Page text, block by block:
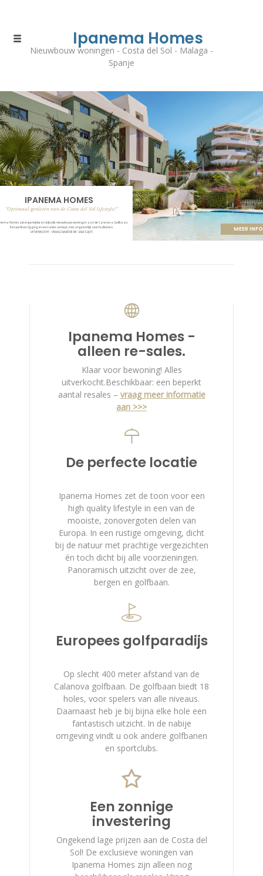
Ipanema Homes
Nieuwbouw woningen - Costa del Sol - Malaga -
Spanje
IPANEMA HOMES
"Optimaal genieten van de Costa del Sol lifestyle!"
Homes zijn eigentijdse en stijlvolle nieuwbouw woningen aan de Calanova Golfbaan.
Een perfecte ligging en een uniek concept, met ongelooflijk veel faciliteiten.
UITVERKOCHT - VRAAG NAAR DE RE-SALES LIJST.
MEER INFO
Ipanema Homes -
alleen re-sales.
Klaar voor bewoning! Alles
uitverkocht.Beschikbaar: een beperkt
aantal resales – vraag meer informatie
aan >>>
De perfecte locatie
Ipanema Homes zet de toon voor een
high quality lifestyle in een van de
mooiste, zonovergoten delen van
Europa. In een rustige omgeving, dicht
bij de natuur met prachtige vergezichten
én toch dicht bij alle voorzieningen.
Panoramisch uitzicht over de zee,
bergen en golfbaan.
Europees golfparadijs
Op slecht 400 meter afstand van de
Calanova golfbaan. De golfbaan biedt 18
holes, voor spelers van alle niveaus.
Daarnaast heb je bij bijna elke hole een
fantastisch uitzicht. In de nabije
omgeving vindt u ook andere golfbanen
en sportclubs.
Een zonnige
investering
Ongekend lage prijzen aan de Costa del
Sol! De exclusieve woningen van
Ipanema Homes zijn alleen nog